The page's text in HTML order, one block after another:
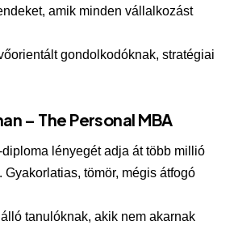
amik minden vállalkozást
gondolkodóknak, stratégiai
– The Personal MBA
diploma lényegét adja át több millió
Gyakorlatias, tömör, mégis átfogó
tanulóknak, akik nem akarnak